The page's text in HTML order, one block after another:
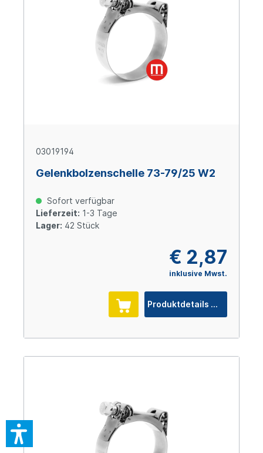
03019194
Gelenkbolzenschelle 73-79/25 W2
Sofort verfügbar
Lieferzeit: 1-3 Tage
Lager: 42 Stück
€ 2,87
inklusive Mwst.
Produktdetails